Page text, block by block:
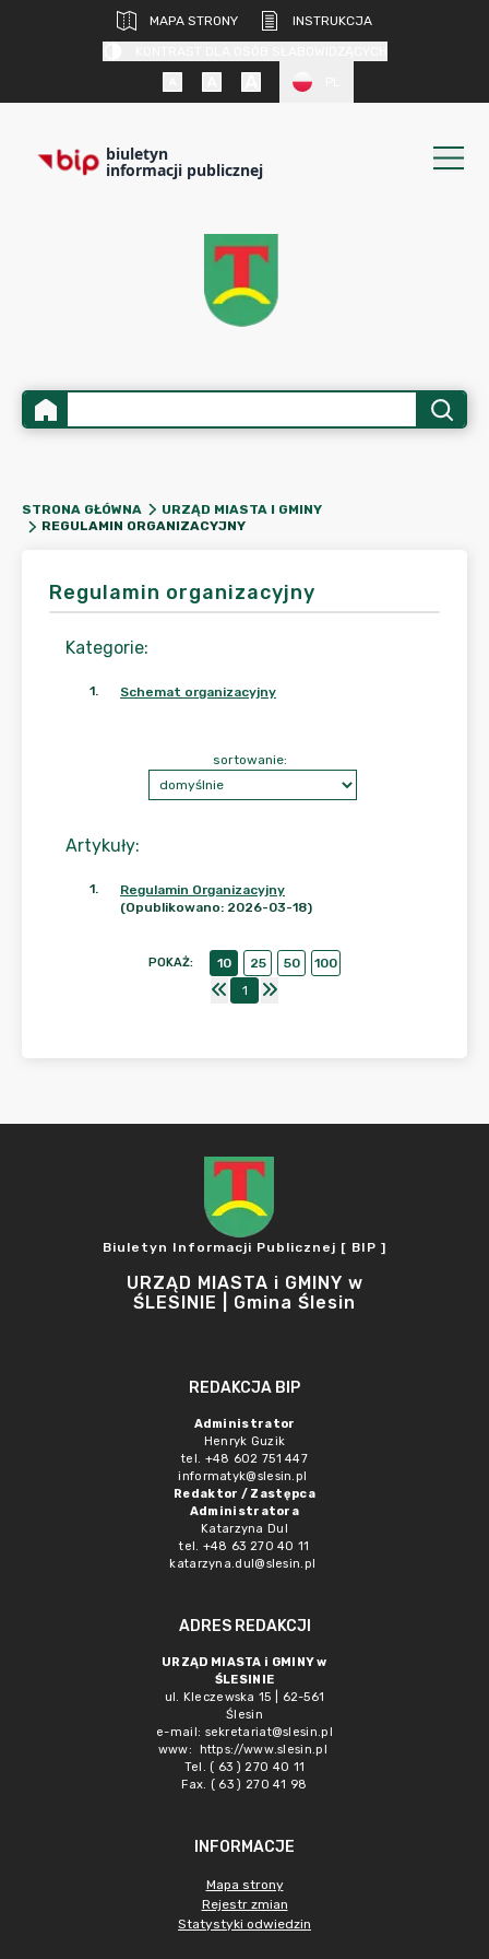
MAPA STRONY
INSTRUKCJA
biuletyn
informacji publicznej
STRONA GŁÓWNA
URZĄD MIASTA I GMINY
REGULAMIN ORGANIZACYJNY
Regulamin organizacyjny
Kategorie:
1. Schemat organizacyjny
Artykuły:
sortowanie:
1.
Regulamin Organizacyjny
(Opublikowano: 2026-03-18)
POKAŻ: 10 25 50
100
1
Biuletyn Informacji Publicznej [ BIP ]
URZĄD MIASTA i GMINY w
ŚLESINIE | Gmina Ślesin
REDAKCJA BIP
Administrator
Henryk Guzik
tel. +48 602 751 447
informatyk@slesin.pl
Redaktor / Zastępca
Administratora
Katarzyna Dul
tel. +48 63 270 40 11
katarzyna.dul@slesin.pl
ADRES REDAKCJI
URZĄD MIASTA i GMINY w
ŚLESINIE
ul. Kleczewska 15 | 62-561
Ślesin
e-mail: sekretariat@slesin.pl
www:
https://www.slesin.pl
Tel. ( 63 ) 270 40 11
Fax. ( 63 ) 270 41 98
INFORMACJE
Mapa strony
Rejestr zmian
Statystyki odwiedzin